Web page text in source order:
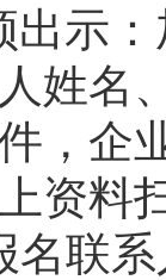
出示
姓名
，企
资料
名联